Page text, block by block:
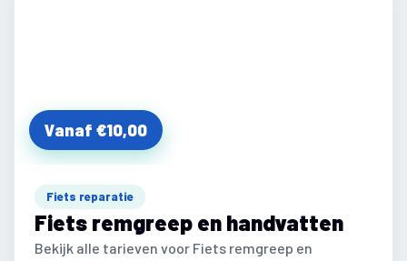
Vanaf €10,00
Fiets reparatie
Fiets remgreep en handvatten
Bekijk alle tarieven voor Fiets remgreep en